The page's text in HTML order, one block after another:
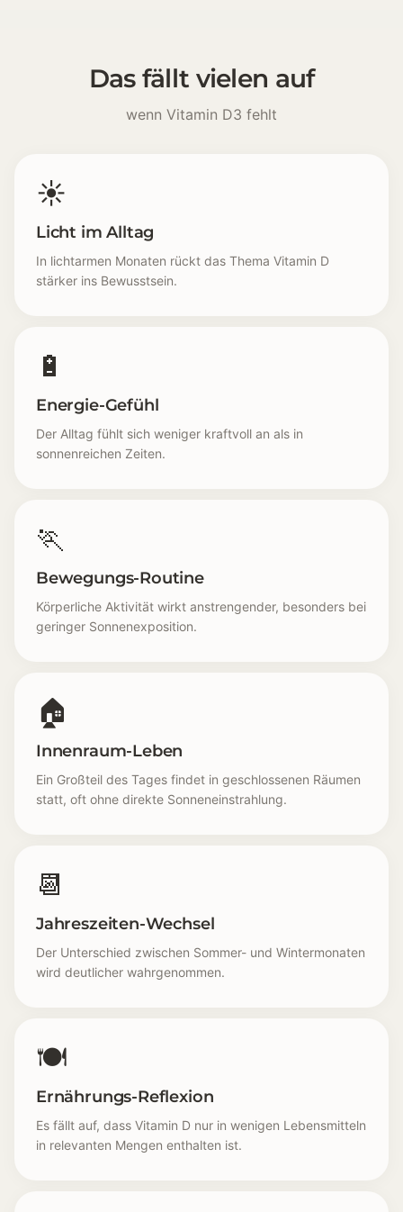
Das fällt vielen auf
wenn Vitamin D3 fehlt
☀️
Licht im Alltag
In lichtarmen Monaten rückt das Thema Vitamin D
stärker ins Bewusstsein.
🔋
Energie-Gefühl
Der Alltag fühlt sich weniger kraftvoll an als in
sonnenreichen Zeiten.
🏃
Bewegungs-Routine
Körperliche Aktivität wirkt anstrengender, besonders bei
geringer Sonnenexposition.
🏠
Innenraum-Leben
Ein Großteil des Tages findet in geschlossenen Räumen
statt, oft ohne direkte Sonneneinstrahlung.
📆
Jahreszeiten-Wechsel
Der Unterschied zwischen Sommer- und Wintermonaten
wird deutlicher wahrgenommen.
🍽️
Ernährungs-Reflexion
Es fällt auf, dass Vitamin D nur in wenigen Lebensmitteln
in relevanten Mengen enthalten ist.